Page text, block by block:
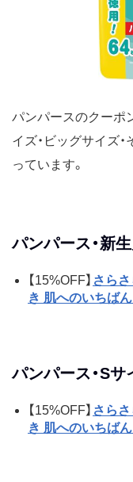
パンパースのクーポ
イズ・ビッグサイズ
っています。
パンパース・新
【15%OFF】 さら
き 肌へのいちば
パンパース・Sサ
【15%OFF】 さら
き 肌へのいちば